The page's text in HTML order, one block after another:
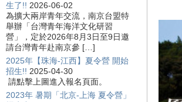
生了!! 2026-06-02
為擴大兩岸青年交流，南京台盟特
舉辦「台灣青年海洋文化研習
營」，定於2026年8月3日至9日邀
請台灣青年赴南京參 […]
2025年【珠海-江西】夏令營 開始
招生!! 2025-04-30
請點擊上圖進入報名頁面。
2023年 暑期「北京-上海 夏令營」